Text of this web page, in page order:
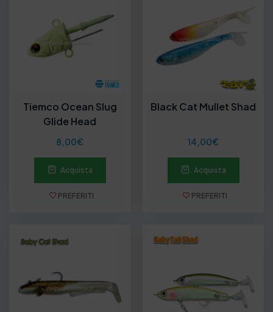
Tiemco Ocean Slug
Glide Head
8,00€
Acquista
PREFERITI
Black Cat Mullet Shad
14,00€
Acquista
PREFERITI